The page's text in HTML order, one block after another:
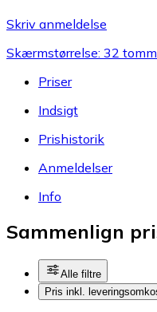
Skriv anmeldelse
Skærmstørrelse: 32
Priser
Indsigt
Prishistorik
Anmeldelser
Info
Sammenlign
Alle filtre
Pris inkl.